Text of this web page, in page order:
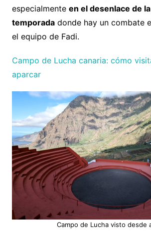
especialmente en el desenlace de
temporadadonde hay un combate
el equipo de Fadi.
Campo de Lucha canaria: cómo
aparcar
Campo de Lucha visto desde